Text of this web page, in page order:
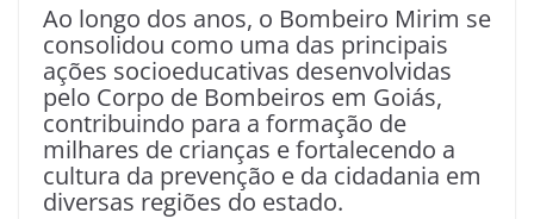
Ao longo dos anos, o Bombeiro Mirim se
consolidou como uma das principais
ações socioeducativas desenvolvidas
pelo Corpo de Bombeiros em Goiás,
contribuindo para a formação de
milhares de crianças e fortalecendo a
cultura da prevenção e da cidadania em
diversas regiões do estado.